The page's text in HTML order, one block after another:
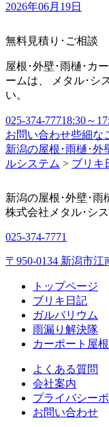
2026年06月19日
無料見積り･ご相談
屋根･外壁･雨樋･カ
ームは、 メタル･シ
い。
025-374-77718:30～
お問い合わせ些細な
新潟の屋根･雨樋･外
ルシステム > ブリキ
新潟の屋根･外壁･雨
株式会社 メタル･シ
025-374-7771
〒950-0134 新潟市
トップページ
ブリキ日記
ガルバリウム
雨漏り解決隊
カーポート屋
よくある質問
会社案内
プライバシー
お問い合わせ